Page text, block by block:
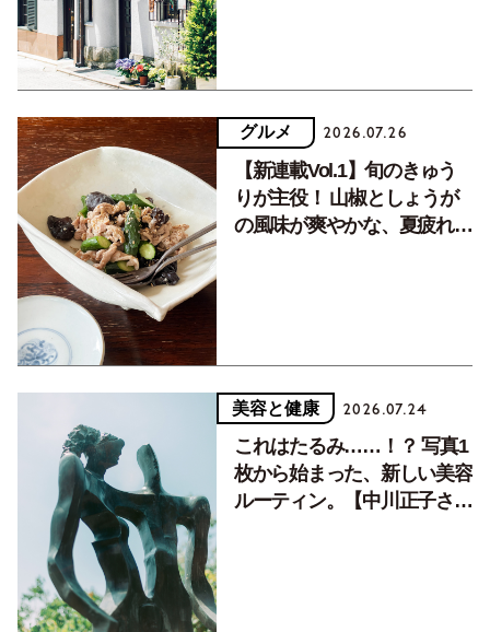
グルメ 2026.07.26
【新連載Vol.1】旬のきゅう
りが主役！ 山椒としょうが
の風味が爽やかな、夏疲れを
美容と健康 2026.07.24
これはたるみ……！？ 写真1
枚から始まった、新しい美容
ルーティン。【中川正子さん